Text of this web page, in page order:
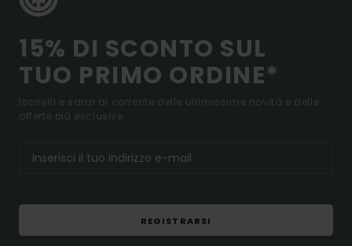
15% DI SCONTO SUL
TUO PRIMO ORDINE*
Iscriviti e sarai al corrente delle ultimissime novità e delle
offerte più esclusive.
REGISTRARSI